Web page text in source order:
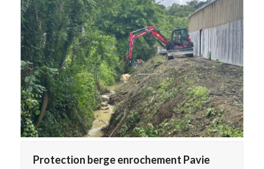
Protection berge enrochement Pavie